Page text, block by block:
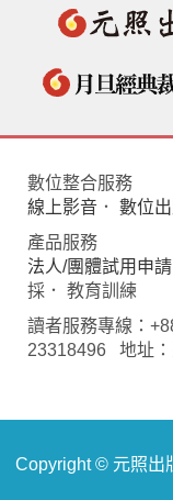
數位整合服務
線上影音 ． 數位
產品服務
法人/團體試用申請
採． 教育訓練
讀者服務專線：
23318496 地址
Copyright © 元照出